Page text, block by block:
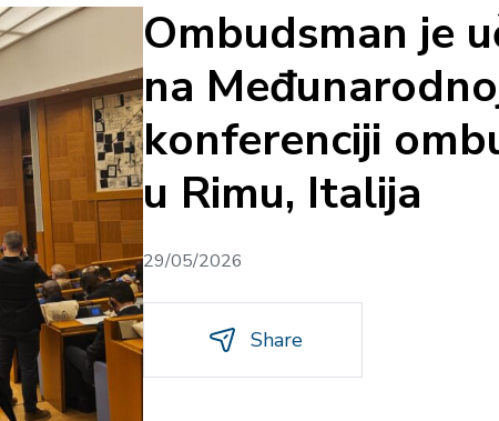
Ombudsman je
na
konferenciji
u Rimu, Italija
29/05/2026
Share